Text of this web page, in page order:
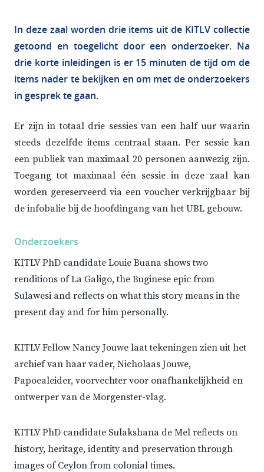
In deze zaal worden drie items uit de KITLV collectie
getoond en toegelicht door een onderzoeker. Na
drie korte inleidingen is er 15 minuten de tijd om de
items nader te bekijken en om met de onderzoekers
in gesprek te gaan.
Er zijn in totaal drie sessies van een half uur waarin
steeds dezelfde items centraal staan. Per sessie kan
een publiek van maximaal 20 personen aanwezig zijn.
Toegang tot maximaal één sessie in deze zaal kan
worden gereserveerd via een voucher verkrijgbaar bij
de infobalie bij de hoofdingang van het UBL gebouw.
Onderzoekers
KITLV PhD candidate Louie Buana shows two
renditions of La Galigo, the Buginese epic from
Sulawesi and reflects on what this story means in the
present day and for him personally.
KITLV Fellow Nancy Jouwe laat tekeningen zien uit het
archief van haar vader, Nicholaas Jouwe,
Papoealeider, voorvechter voor onafhankelijkheid en
ontwerper van de Morgenster-vlag.
KITLV PhD candidate Sulakshana de Mel reflects on
history, heritage, identity and preservation through
images of Ceylon from colonial times.